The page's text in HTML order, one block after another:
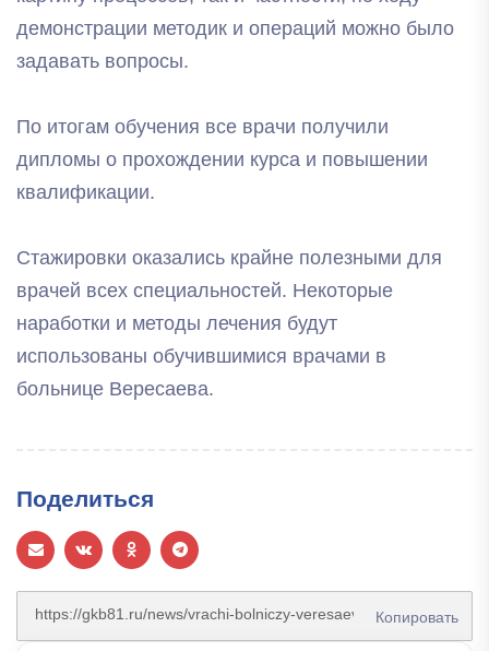
демонстрации методик и операций можно было
задавать вопросы.
По итогам обучения все врачи получили
дипломы о прохождении курса и повышении
квалификации.
Стажировки оказались крайне полезными для
врачей всех специальностей. Некоторые
наработки и методы лечения будут
использованы обучившимися врачами в
больнице Вересаева.
Поделиться
Копировать